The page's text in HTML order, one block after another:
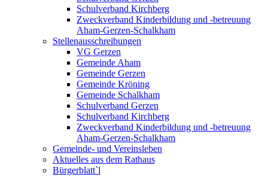
Schulverband Kirchberg
Zweckverband Kinderbildung und -betreuung
Aham-Gerzen-Schalkham
Stellenausschreibungen
VG Gerzen
Gemeinde Aham
Gemeinde Gerzen
Gemeinde Kröning
Gemeinde Schalkham
Schulverband Gerzen
Schulverband Kirchberg
Zweckverband Kinderbildung und -betreuung
Aham-Gerzen-Schalkham
Gemeinde- und Vereinsleben
Aktuelles aus dem Rathaus
Bürgerblatt`l